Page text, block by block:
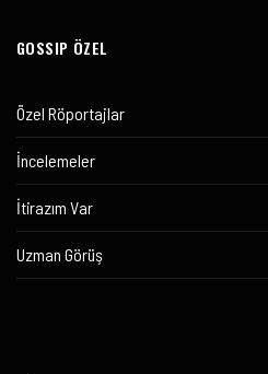
GOSSIP ÖZEL
Özel Röportajlar
İncelemeler
İtirazım Var
Uzman Görüş